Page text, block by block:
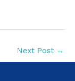
Next Post →